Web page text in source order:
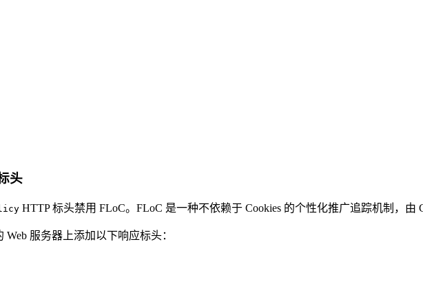
头
HTTP 标头禁用 FLoC。FLoC 是一种不依赖于 Cookies 的个性化推广追踪机制，由
服务器上添加以下响应标头：